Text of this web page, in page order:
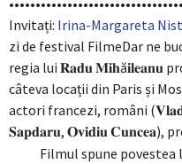
Invitați: Irina-Margareta
zi de festival FilmeDar ne
regia lui 𝐑𝐚𝐝𝐮 𝐌𝐢𝐡ă𝐢𝐥𝐞𝐚𝐧𝐮
câteva locații din Paris și
actori francezi, români (𝐕𝐥𝐚𝐝
𝐒𝐚𝐩𝐝𝐚𝐫𝐮, 𝐎𝐯𝐢𝐝𝐢𝐮 𝐂𝐮𝐧𝐜𝐞𝐚),
Filmul spune